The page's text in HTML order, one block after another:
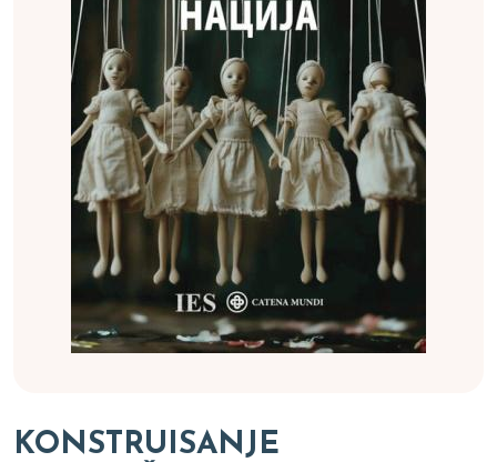
KONSTRUISANJE